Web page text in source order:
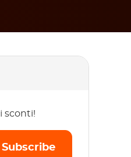
sconti!
Subscribe